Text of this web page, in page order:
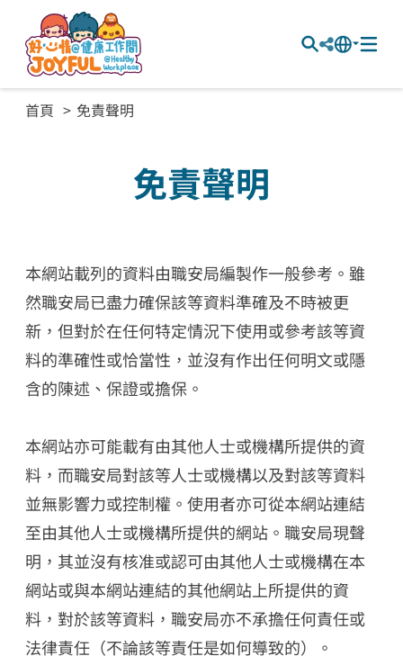
首頁 免責聲明
免責聲明
本網站載列的資料由職安局編製作一般參考。雖
然職安局已盡力確保該等資料準確及不時被更
新，但對於在任何特定情況下使用或參考該等資
料的準確性或恰當性，並沒有作出任何明文或隱
含的陳述、保證或擔保。
本網站亦可能載有由其他人士或機構所提供的資
料，而職安局對該等人士或機構以及對該等資料
並無影響力或控制權。使用者亦可從本網站連結
至由其他人士或機構所提供的網站。職安局現聲
明，其並沒有核准或認可由其他人士或機構在本
網站或與本網站連結的其他網站上所提供的資
料，對於該等資料，職安局亦不承擔任何責任或
法律責任（不論該等責任是如何導致的）。